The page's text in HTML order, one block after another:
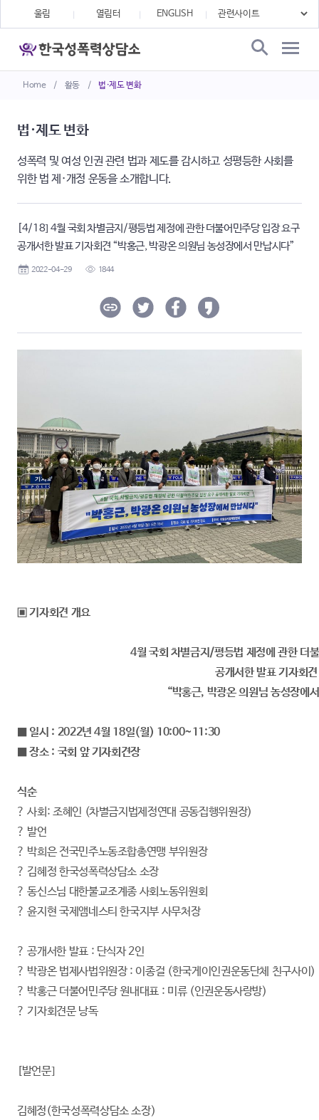
Home / 활동 / 법·제도 변화
울림 열림터 ENGLISH
법·제도 변화
성폭력 및 여성 인권 관련 법과 제도를 감시하고 성평등한 사회를
위한 법 제·개정 운동을 소개합니다.
[4/18] 4월 국회 차별금지/평등법 제정에 관한 더불어민주당 입장 요구
공개서한 발표 기자회견 “박홍근, 박광온 의원님 농성장에서 만납시다”
2022-04-29 1844
▣ 기자회견 개요
4월 국회 차별금지/평등법 제정에 관한 더
공개서한 발표 기자회견
“박홍근, 박광온 의원님 농성장에
■ 일시 : 2022년 4월 18일(월) 10:00~11:30
■ 장소 : 국회 앞 기자회견장
식순
? 사회: 조혜인 (차별금지법제정연대 공동집행위원장)
? 발언
? 박희은 전국민주노동조합총연맹 부위원장
? 김혜정 한국성폭력상담소 소장
? 동신스님 대한불교조계종 사회노동위원회
? 윤지현 국제앰네스티 한국지부 사무처장
? 공개서한 발표 : 단식자 2인
? 박광온 법제사법위원장 : 이종걸 (한국게이인권운동단체 친구사이)
? 박홍근 더불어민주당 원내대표 : 미류 (인권운동사랑방)
? 기자회견문 낭독
[발언문]
김혜정(한국성폭력상담소 소장)